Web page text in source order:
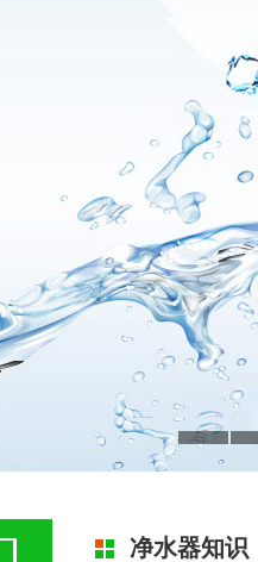
净水器知识